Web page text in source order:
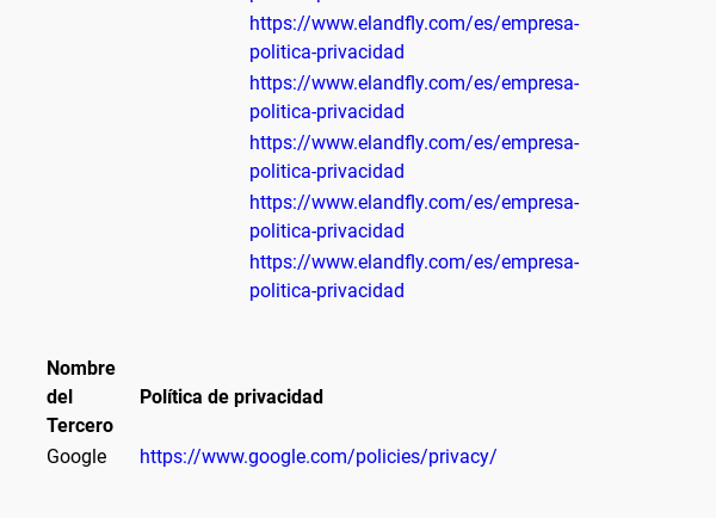
https://www.elandfly.com/es/empresa-
politica-privacidad
https://www.elandfly.com/es/empresa-
politica-privacidad
https://www.elandfly.com/es/empresa-
politica-privacidad
https://www.elandfly.com/es/empresa-
politica-privacidad
https://www.elandfly.com/es/empresa-
politica-privacidad
Nombre
del
Tercero
Política de privacidad
Google https://www.google.com/policies/privacy/